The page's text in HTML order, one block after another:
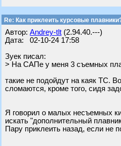
Re: Как приклеить курсовые
Автор: Andrey-tlt (2.94.40.---)
Дата: 02-10-24 17:58
Зуек писал:
> На САПе у меня 3 съемных
такие не подойдут на каяк ТС.
сломаются, кроме того, сидя
Я говорил о малых несъемных
искать "дополнительный
Пару приклеить назад, если не